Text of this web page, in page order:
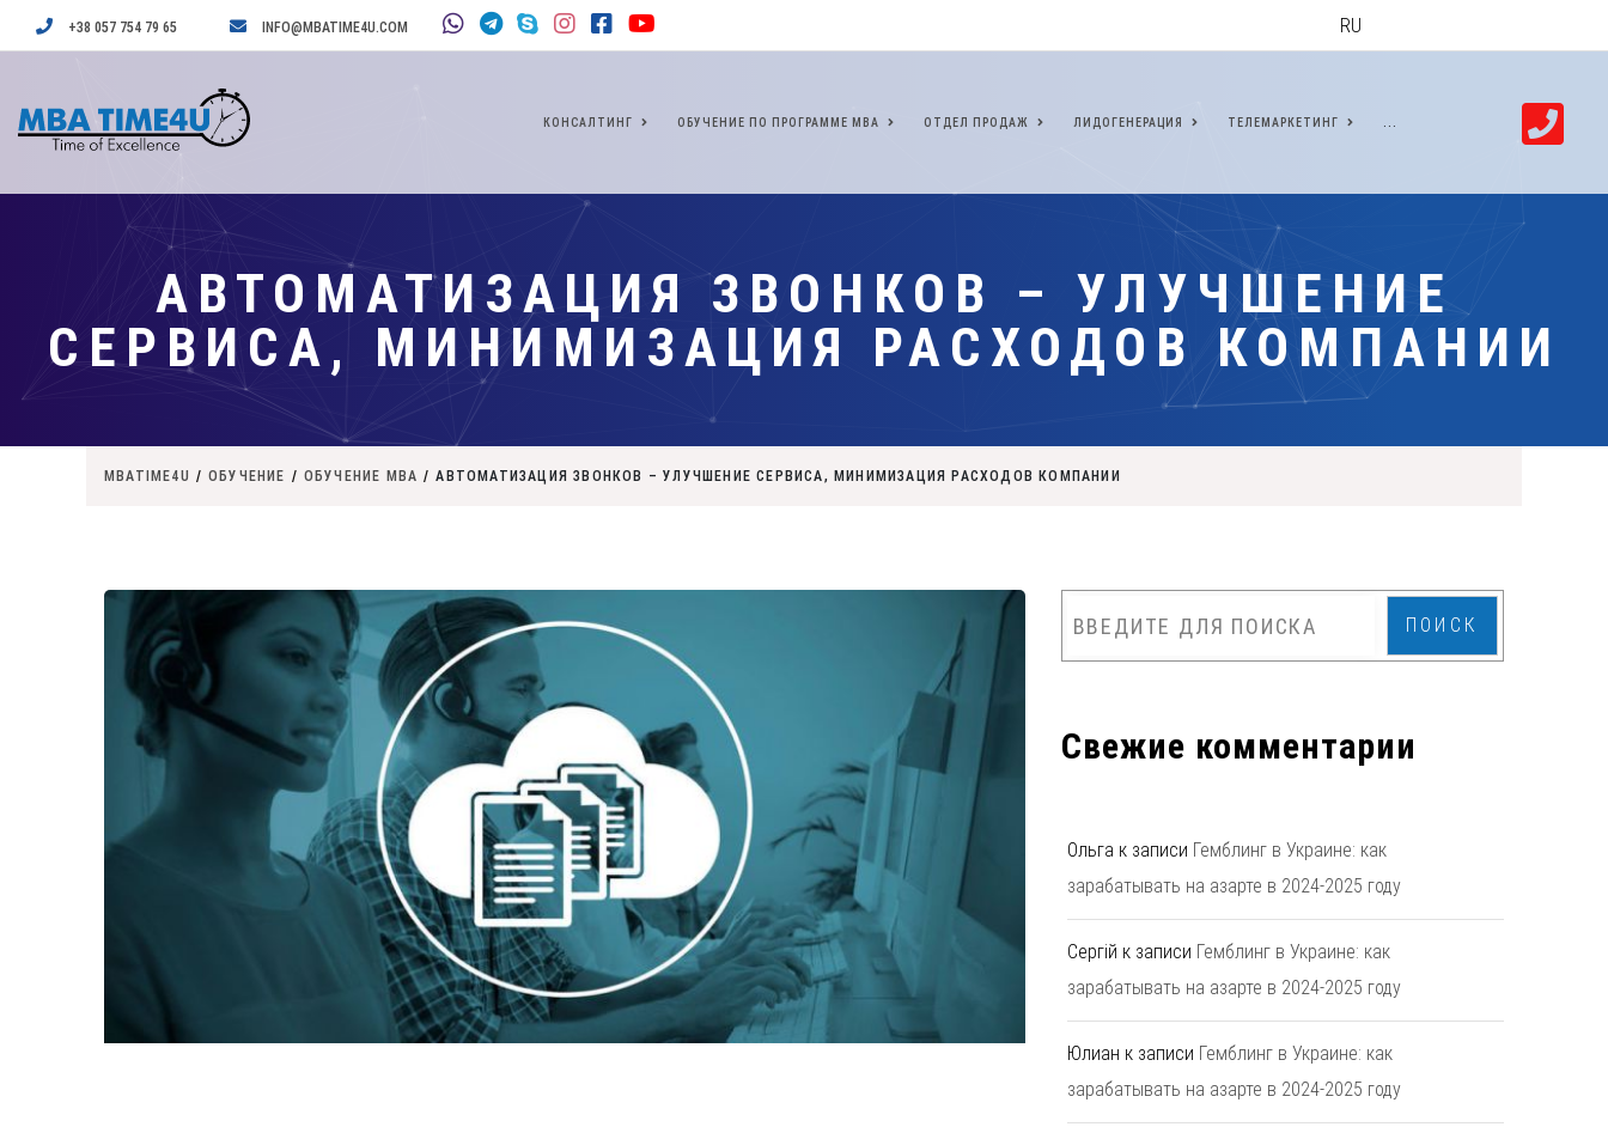
+38 057 754 79 65 INFO@MBATIME4U.COM RU
КОНСАЛТИНГ ОБУЧЕНИЕ ПО ПРОГРАММЕ МВА ОТДЕЛ ПРОДАЖ ЛИДОГЕНЕРАЦИЯ ТЕЛЕМАРКЕТИНГ
АВТОМАТИЗАЦИЯ ЗВОНКОВ – УЛУЧШЕНИЕ
СЕРВИСА, МИНИМИЗАЦИЯ РАСХОДОВ КОМПАНИИ
MBATIME4U / ОБУЧЕНИЕ / ОБУЧЕНИЕ MBA / АВТОМАТИЗАЦИЯ ЗВОНКОВ – УЛУЧШЕНИЕ СЕРВИСА, МИНИМИЗАЦИЯ РАСХОДОВ КОМПАНИИ
ПОИСК
Свежие комментарии
Ольга к записи Гемблинг в Украине: как
зарабатывать на азарте в 2024-2025 году
Сергій к записи Гемблинг в Украине: как
зарабатывать на азарте в 2024-2025 году
Юлиан к записи Гемблинг в Украине: как
зарабатывать на азарте в 2024-2025 году